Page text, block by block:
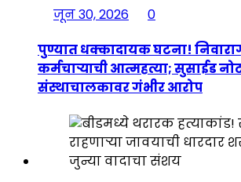
जून 30, 2026
0
पुण्यात धक्कादायक घटना!
कर्मचाऱ्याची आत्महत्या; सुसाईड
संस्थाचालकावर गंभीर आरोप